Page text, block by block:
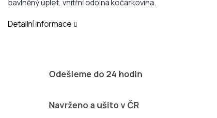
bavlněný úplet, vnitřní odolná kočárkovina.
Detailní informace
Odešleme do 24 hodin
Navrženo a ušito v ČR